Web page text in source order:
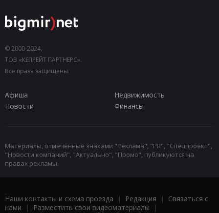
© 2000-2024,
ТОВ «КЕПРЕЙТ ПАРТНЕРС».
Все права защищены.
Афиша
Недвижимость
Новости
Финансы
Материалы, отмеченные знаками "Реклама", "PR", "Спецпроект",
"Новости компаний", "Актуально", "Промо", публикуются на
правах рекламы.
Наши контакты и схема проезда | Редакция | Связаться с
нами | Разместить свои видеоматериалы |